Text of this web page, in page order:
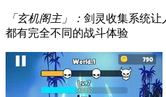
「玄机阁主」： 剑灵收集系统让
都有完全不同的战斗体验